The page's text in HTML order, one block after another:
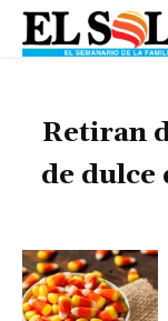
Retiran
de dulce